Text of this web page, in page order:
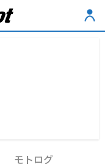
モトログ